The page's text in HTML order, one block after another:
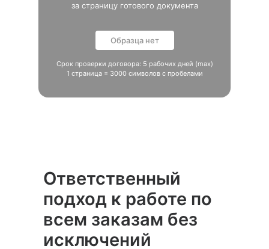
за страницу готового документа
Образца нет
Срок проверки договора: 5 рабочих дней (max)
1 страница = 3000 символов с пробелами
Ответственный
подход к работе по
всем заказам без
исключений